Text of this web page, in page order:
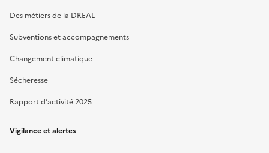
Des métiers de la DREAL
Subventions et accompagnements
Changement climatique
Sécheresse
Rapport d’activité 2025
Vigilance et alertes